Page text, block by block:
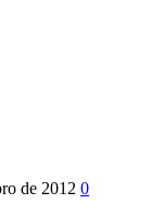
de 2012 0